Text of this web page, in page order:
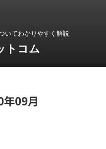
いてわかりやすく解説
トコム
09月